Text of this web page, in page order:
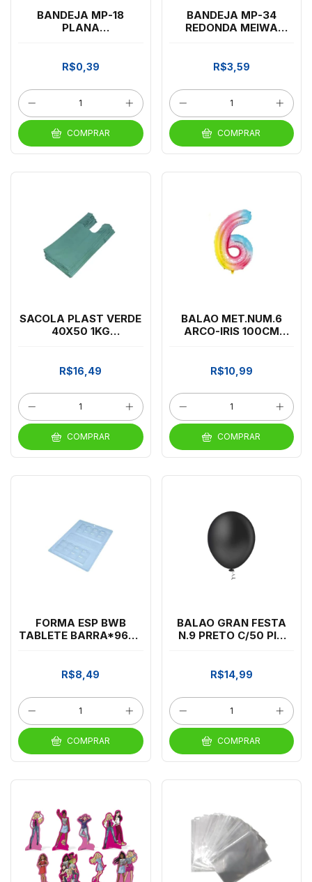
BANDEJA MP-18
PLANA
R$0,39
COMPRAR
BANDEJA MP-34
REDONDA MEIWA
R$3,59
COMPRAR
SACOLA PLAST VERDE
40X50 1KG
R$16,49
COMPRAR
BALAO MET.NUM.6
ARCO-IRIS 100CM
R$10,99
COMPRAR
FORMA ESP BWB
TABLETE BARRA*9697
R$8,49
COMPRAR
BALAO GRAN FESTA
N.9 PRETO C/50 PIC
R$14,99
COMPRAR